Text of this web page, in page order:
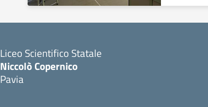
Liceo Scientifico Statale
Niccolò Copernico
Pavia